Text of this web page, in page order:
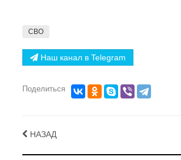
СВО
Наш канал в Telegram
Поделиться
НАЗАД